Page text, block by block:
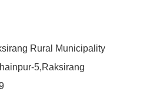
Rural Municipality
5,Raksirang